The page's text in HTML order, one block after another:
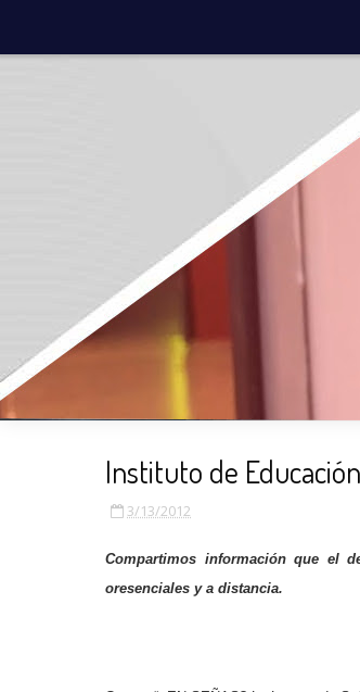
Instituto de
3/13/2012
Compartimos información que el
oresenciales y a distancia.